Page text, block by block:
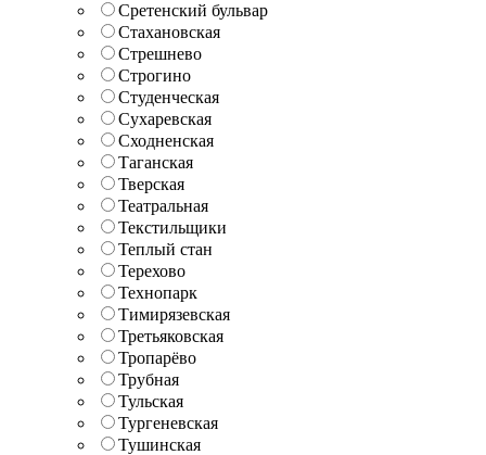
Сретенский бульвар
Стахановская
Стрешнево
Строгино
Студенческая
Сухаревская
Сходненская
Таганская
Тверская
Театральная
Текстильщики
Теплый стан
Терехово
Технопарк
Тимирязевская
Третьяковская
Тропарёво
Трубная
Тульская
Тургеневская
Тушинская